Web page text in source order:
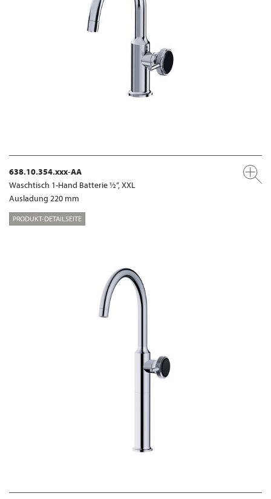
638.10.354.xxx-AA
Waschtisch 1-Hand Batterie ½“, XXL
Ausladung 220 mm
PRODUKT-DETAILSEITE